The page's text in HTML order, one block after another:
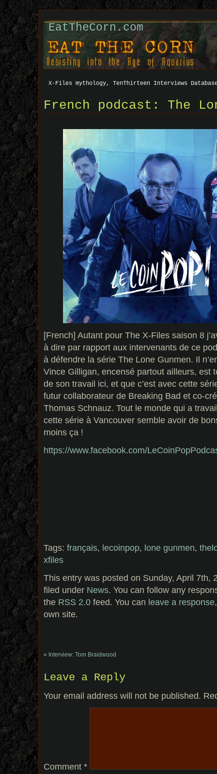
EatTheCorn.com
X-Files mythology, TenThirteen Interviews
French podcast: The
[French] Autant pour The X-Files saison 8
à dire par rapport aux intervenants de ce
à défendre la série The Lone Gunmen. Il
Vince Gilligan, encensé partout ailleurs, est
de son travail ici, et que c’est avec cette
futur collaborateur de Breaking Bad et co-
Thomas Schnauz. Tout le monde qui a
cette série à Vancouver semble avoir de
moins ça !
https://www.facebook.com/
Tags: français, lecoinpop, lone gunmen,
xfiles
This entry was posted on Sunday, April 7th,
filed under News. You can follow any
the RSS 2.0 feed. You can leave a response
own site.
« Interview: Tom Braidwood
Leave a Reply
Your email address will not be published.
Comment *